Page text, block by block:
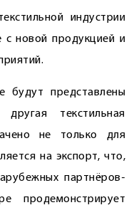
индустрии
с новой продукцией и
будут представлены
текстильная
не только для
на экспорт, что,
партнёров-
продемонстрирует